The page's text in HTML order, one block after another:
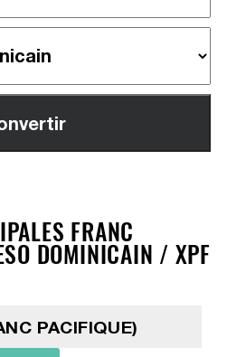
FRANC
DOMINICAIN / XPF
PACIFIQUE)